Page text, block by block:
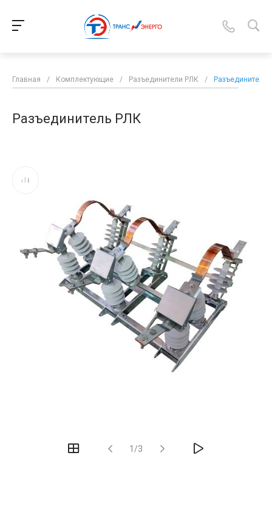
Главная / Комплектующие / Разъединители РЛК / Разъединитель
Разъединитель РЛК
1/3